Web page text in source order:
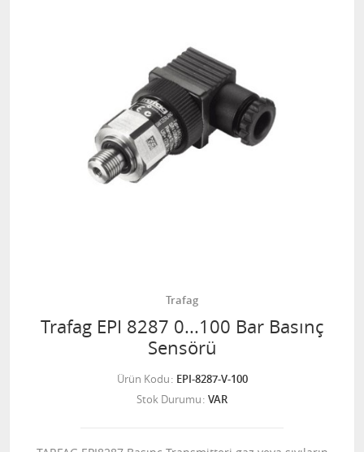
Trafag
Trafag EPI 8287 0...100 Bar Basınç
Sensörü
Ürün Kodu EPI-8287-V-100
Stok Durumu VAR